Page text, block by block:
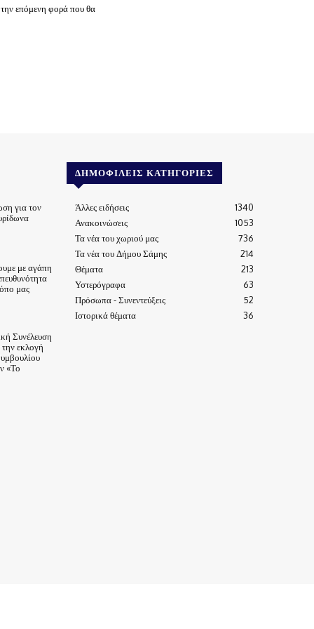
επόμενη φορά που θα
για τον
με αγάπη
μας
Συνέλευση
την εκλογή
«Το
ΔΗΜΟΦΙΛΕΊΣ ΚΑΤΗΓΟΡΊΕΣ
Άλλες ειδήσεις
1340
Ανακοινώσεις
1053
Τα νέα του χωριού μας
736
Τα νέα του Δήμου Σάμης
214
Θέματα
213
Υστερόγραφα
63
Πρόσωπα - Συνεντεύξεις
52
Ιστορικά θέματα
36